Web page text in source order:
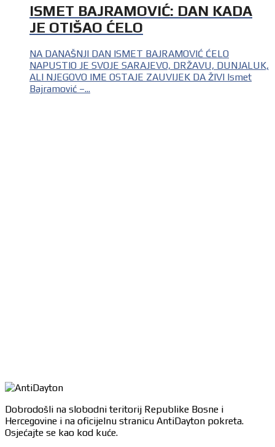
ISMET BAJRAMOVIĆ: DAN KADA
JE OTIŠAO ĆELO
NA DANAŠNJI DAN ISMET BAJRAMOVIĆ ĆELO
NAPUSTIO JE SVOJE SARAJEVO, DRŽAVU, DUNJALUK,
ALI NJEGOVO IME OSTAJE ZAUVIJEK DA ŽIVI Ismet
Bajramović –...
Dobrodošli na slobodni teritorij Republike Bosne i
Hercegovine i na oficijelnu stranicu AntiDayton pokreta.
Osjećajte se kao kod kuće.